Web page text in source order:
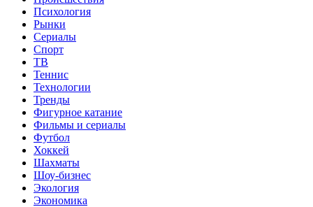
Психология
Рынки
Сериалы
Спорт
ТВ
Теннис
Технологии
Тренды
Фигурное катание
Фильмы и сериалы
Футбол
Хоккей
Шахматы
Шоу-бизнес
Экология
Экономика